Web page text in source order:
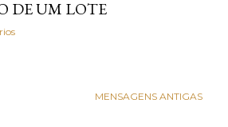
DE UM LOTE
MENSAGENS ANTIGAS